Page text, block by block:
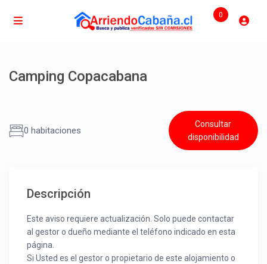
0
Camping Copacabana
0 habitaciones
Consultar
disponibilidad
Descripción
Este aviso requiere actualización. Solo puede contactar
al gestor o dueño mediante el teléfono indicado en esta
página.
Si Usted es el gestor o propietario de este alojamiento o